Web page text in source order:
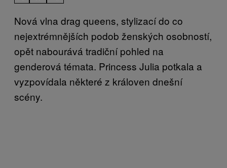
Nová vlna drag queens, stylizací do co
nejextrémnějších podob ženských osobností,
opět nabourává tradiční pohled na
genderová témata. Princess Julia potkala a
vyzpovídala některé z královen dnešní
scény.